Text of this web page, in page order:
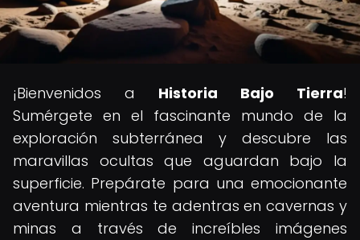
¡Bienvenidos a Historia Bajo Tierra!
Sumérgete en el fascinante mundo de la
exploración subterránea y descubre las
maravillas ocultas que aguardan bajo la
superficie. Prepárate para una emocionante
aventura mientras te adentras en cavernas y
minas a través de increíbles imágenes